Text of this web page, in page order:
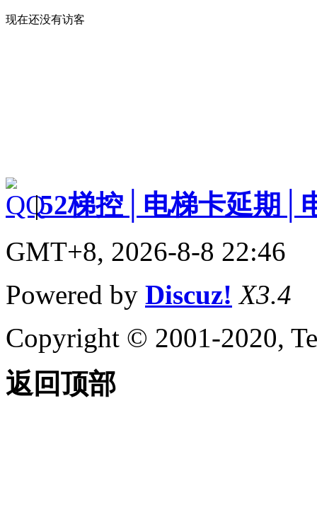
现在还没有访客
|52梯控│电梯卡延期│
GMT+8, 2026-8-8 22:46
Powered by Discuz! X3.4
Copyright © 2001-2020,
返回顶部